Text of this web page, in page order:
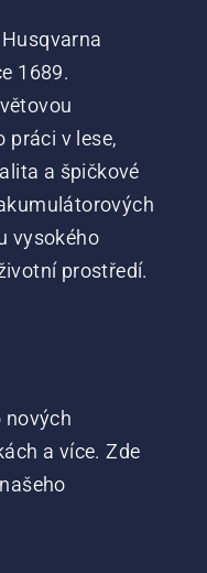
1689.
práci v lese,
a špičkové
vysokého
prostředí.
nových
a více. Zde